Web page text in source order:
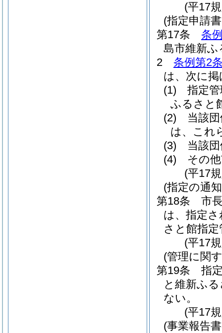
(平17
(指定申請
第17条
条
島市維新ふ
2
条例第2
は、次に
(1)
指定
ふるさと
(2)
当該
は、これ
(3)
当該
(4)
その
(平17
(指定の通
第18条
市
は、指定
さと館指
(平17
(管理に関
第19条
指
と維新ふ
ない。
(平17
(事業報告